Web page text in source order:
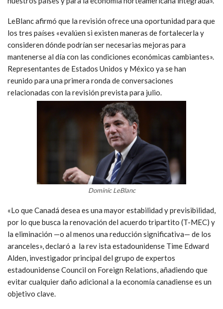
LeBlanc afirmó que la revisión ofrece una oportunidad para que
los tres países «evalúen si existen maneras de fortalecerla y
consideren dónde podrían ser necesarias mejoras para
mantenerse al día con las condiciones económicas cambiantes».
Representantes de Estados Unidos y México ya se han
reunido para una primera ronda de conversaciones
relacionadas con la revisión prevista para julio.
Dominic LeBlanc
«Lo que Canadá desea es una mayor estabilidad y previsibilidad,
por lo que busca la renovación del acuerdo tripartito (T-MEC) y
la eliminación —o al menos una reducción significativa— de los
aranceles», declaró a la rev ista estadounidense Time Edward
Alden, investigador principal del grupo de expertos
estadounidense Council on Foreign Relations, añadiendo que
evitar cualquierdaño adicional a la economía canadiense es un
objetivo clave.